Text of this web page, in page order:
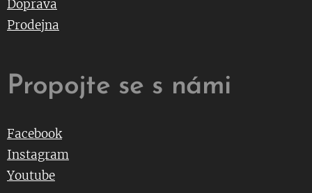
Doprava
Prodejna
Propojte se s námi
Facebook
Instagram
Youtube